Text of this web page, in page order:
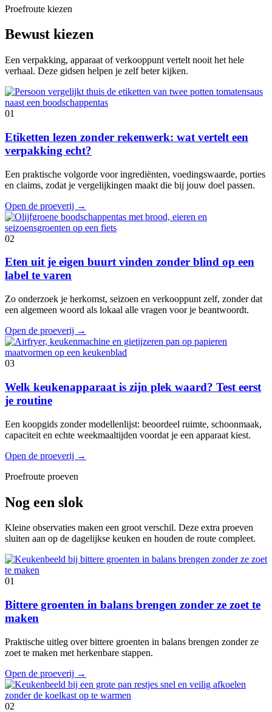
Proefroute kiezen
Bewust kiezen
Een verpakking, apparaat of verkooppunt vertelt nooit het hele
verhaal. Deze gidsen helpen je zelf beter kijken.
01
Etiketten lezen zonder rekenwerk: wat vertelt een
verpakking echt?
Een praktische volgorde voor ingrediënten, voedingswaarde, porties
en claims, zodat je vergelijkingen maakt die bij jouw doel passen.
Open de proeverij →
02
Eten uit je eigen buurt vinden zonder blind op een
label te varen
Zo onderzoek je herkomst, seizoen en verkooppunt zelf, zonder dat
een algemeen woord als lokaal alle vragen voor je beantwoordt.
Open de proeverij →
03
Welk keukenapparaat is zijn plek waard? Test eerst
je routine
Een koopgids zonder modellenlijst: beoordeel ruimte, schoonmaak,
capaciteit en echte weekmaaltijden voordat je een apparaat kiest.
Open de proeverij →
Proefroute proeven
Nog een slok
Kleine observaties maken een groot verschil. Deze extra proeven
sluiten aan op de dagelijkse keuken en houden de route compleet.
01
Bittere groenten in balans brengen zonder ze zoet te
maken
Praktische uitleg over bittere groenten in balans brengen zonder ze
zoet te maken met herkenbare stappen.
Open de proeverij →
02